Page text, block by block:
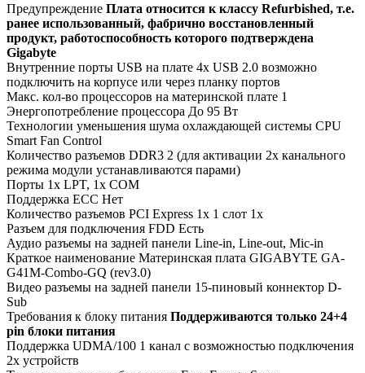
Предупреждение Плата относится к классу Refurbished, т.е.
ранее использованный, фабрично восстановленный
продукт, работоспособность которого подтверждена
Gigabyte
Внутренние порты USB на плате 4x USB 2.0 возможно
подключить на корпусе или через планку портов
Макс. кол-во процессоров на материнской плате 1
Энергопотребление процессора До 95 Вт
Технологии уменьшения шума охлаждающей системы CPU
Smart Fan Control
Количество разъемов DDR3 2 (для активации 2х канального
режима модули устанавливаются парами)
Порты 1x LPT, 1x COM
Поддержка ECC Нет
Количество разъемов PCI Express 1x 1 слот 1x
Разъем для подключения FDD Есть
Аудио разъемы на задней панели Line-in, Line-out, Mic-in
Краткое наименование Материнская плата GIGABYTE GA-
G41M-Combo-GQ (rev3.0)
Видео разъемы на задней панели 15-пиновый коннектор D-
Sub
Требования к блоку питания Поддерживаются только 24+4
pin блоки питания
Поддержка UDMA/100 1 канал с возможностью подключения
2х устройств